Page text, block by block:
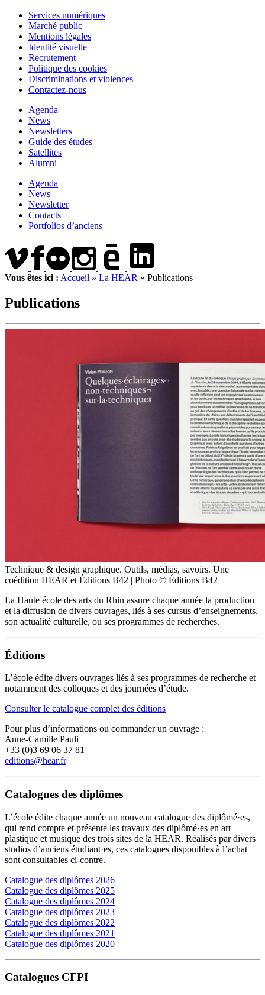
Services numériques
Marché public
Mentions légales
Identité visuelle
Recrutement
Politique des cookies
Discriminations et violences
Contactez-nous
Agenda
News
Newsletters
Guide des études
Satellites
Alumni
Agenda
News
Newsletter
Contacts
Portfolios d’anciens
Vous êtes ici : Accueil » La HEAR » Publications
Publications
Technique & design graphique. Outils, médias, savoirs. Une
coédition HEAR et Éditions B42 | Photo © Éditions B42
La Haute école des arts du Rhin assure chaque année la production
et la diffusion de divers ouvrages, liés à ses cursus d’enseignements,
son actualité culturelle, ou ses programmes de recherches.
Éditions
L’école édite divers ouvrages liés à ses programmes de recherche et
notamment des colloques et des journées d’étude.
Consulter le catalogue complet des éditions
Pour plus d’informations ou commander un ouvrage :
Anne-Camille Pauli
+33 (0)3 69 06 37 81
editions@hear.fr
Catalogues des diplômes
L’école édite chaque année un nouveau catalogue des diplômé·es,
qui rend compte et présente les travaux des diplômé·es en art
plastique et musique des trois sites de la HEAR. Réalisés par divers
studios d’anciens étudiant·es, ces catalogues disponibles à l’achat
sont consultables ci-contre.
Catalogue des diplômes 2026
Catalogue des diplômes 2025
Catalogue des diplômes 2024
Catalogue des diplômes 2023
Catalogue des diplômes 2022
Catalogue des diplômes 2021
Catalogue des diplômes 2020
Catalogues CFPI